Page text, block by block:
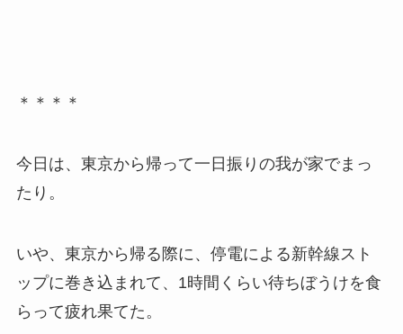
＊＊＊＊
今日は、東京から帰って一日振りの我が家でまっ
たり。
いや、東京から帰る際に、停電による新幹線スト
ップに巻き込まれて、1時間くらい待ちぼうけを食
らって疲れ果てた。